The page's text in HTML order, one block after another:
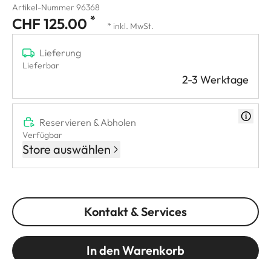
Artikel-Nummer 96368
CHF 125.00 * * inkl. MwSt.
Lieferung
Lieferbar
2-3 Werktage
Reservieren & Abholen
Verfügbar
Store auswählen
Kontakt & Services
In den Warenkorb